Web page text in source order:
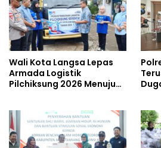
Wali Kota Langsa Lepas
Armada Logistik
Pilchiksung 2026 Menuju